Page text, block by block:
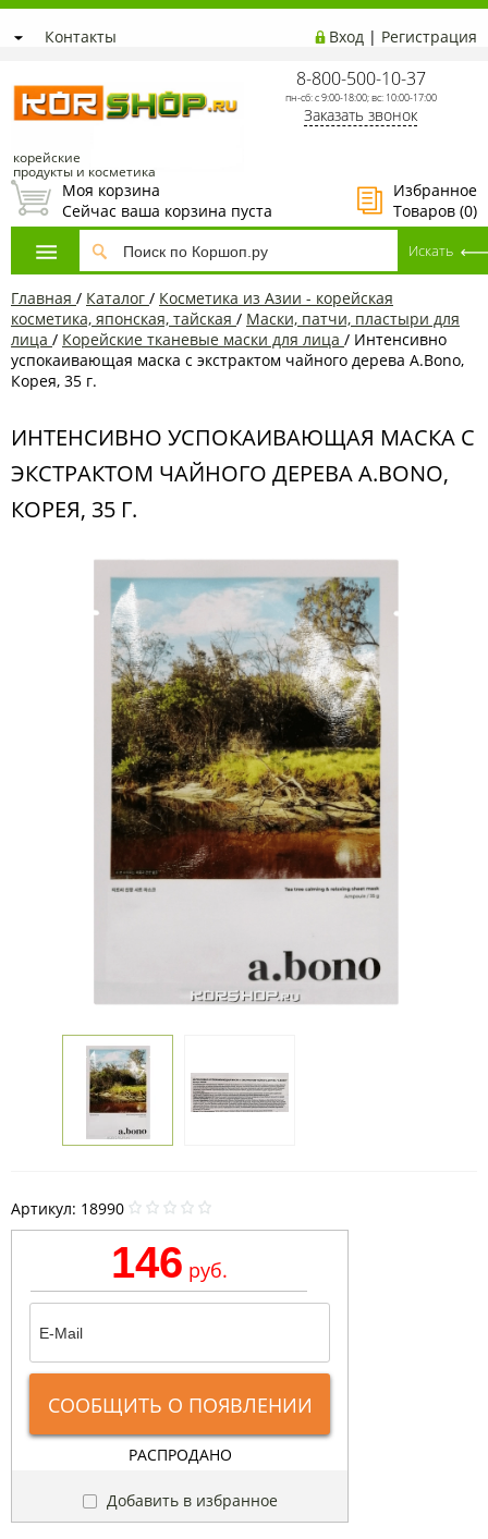
Контакты Вход | Регистрация
корейские
продукты и косметика
8-800-500-10-37
пн-сб: с 9:00-18:00; вс: 10:00-17:00
Заказать звонок
Избранное
Товаров (0)
Моя корзина
Сейчас ваша корзина пуста
Главная / Каталог / Косметика из Азии - корейская
косметика, японская, тайская / Маски, патчи, пластыри для
лица / Корейские тканевые маски для лица / Интенсивно
успокаивающая маска с экстрактом чайного дерева A.Bono,
Корея, 35 г.
ИНТЕНСИВНО УСПОКАИВАЮЩАЯ МАСКА С
ЭКСТРАКТОМ ЧАЙНОГО ДЕРЕВА A.BONO,
КОРЕЯ, 35 Г.
Артикул: 18990
146 руб.
СООБЩИТЬ О ПОЯВЛЕНИИ
РАСПРОДАНО
Добавить в избранное